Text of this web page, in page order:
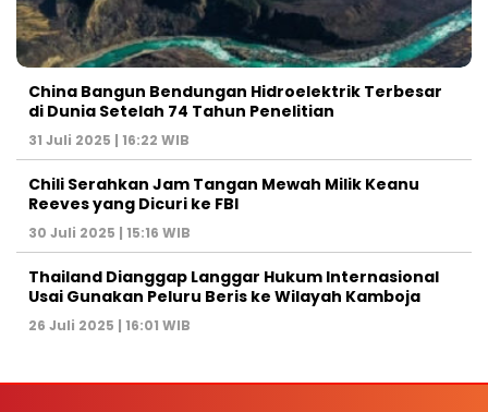
China Bangun Bendungan Hidroelektrik Terbesar
di Dunia Setelah 74 Tahun Penelitian
31 Juli 2025 | 16:22 WIB
Chili Serahkan Jam Tangan Mewah Milik Keanu
Reeves yang Dicuri ke FBI
30 Juli 2025 | 15:16 WIB
Thailand Dianggap Langgar Hukum Internasional
Usai Gunakan Peluru Beris ke Wilayah Kamboja
26 Juli 2025 | 16:01 WIB